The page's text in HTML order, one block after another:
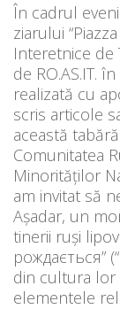
În cadrul
ziarului
Interetnice de
de RO.AS.IT.
realizată cu
scris articole
această
Comunitatea
Minorităţilor
am invitat să
Aşadar, un
tinerii ruşi
рождається”
din cultura lor
elementele